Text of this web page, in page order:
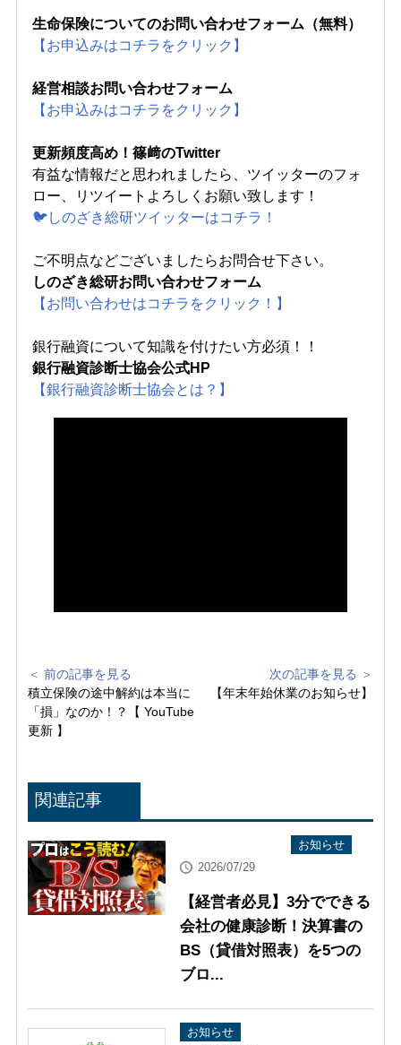
生命保険についてのお問い合わせフォーム（無料）
【お申込みはコチラをクリック】
経営相談お問い合わせフォーム
【お申込みはコチラをクリック】
更新頻度高め！篠﨑のTwitter
有益な情報だと思われましたら、ツイッターのフォ
ロー、リツイートよろしくお願い致します！
🐦しのざき総研ツイッターはコチラ！
ご不明点などございましたらお問合せ下さい。
しのざき総研お問い合わせフォーム
【お問い合わせはコチラをクリック！】
銀行融資について知識を付けたい方必須！！
銀行融資診断士協会公式HP
【銀行融資診断士協会とは？】
＜ 前の記事を見る
積立保険の途中解約は本当に
「損」なのか！？【 YouTube
更新 】
次の記事を見る ＞
【年末年始休業のお知らせ】
関連記事
お知らせ
2026/07/29
【経営者必見】3分でできる
会社の健康診断！決算書の
BS（貸借対照表）を5つの
ブロ...
お知らせ